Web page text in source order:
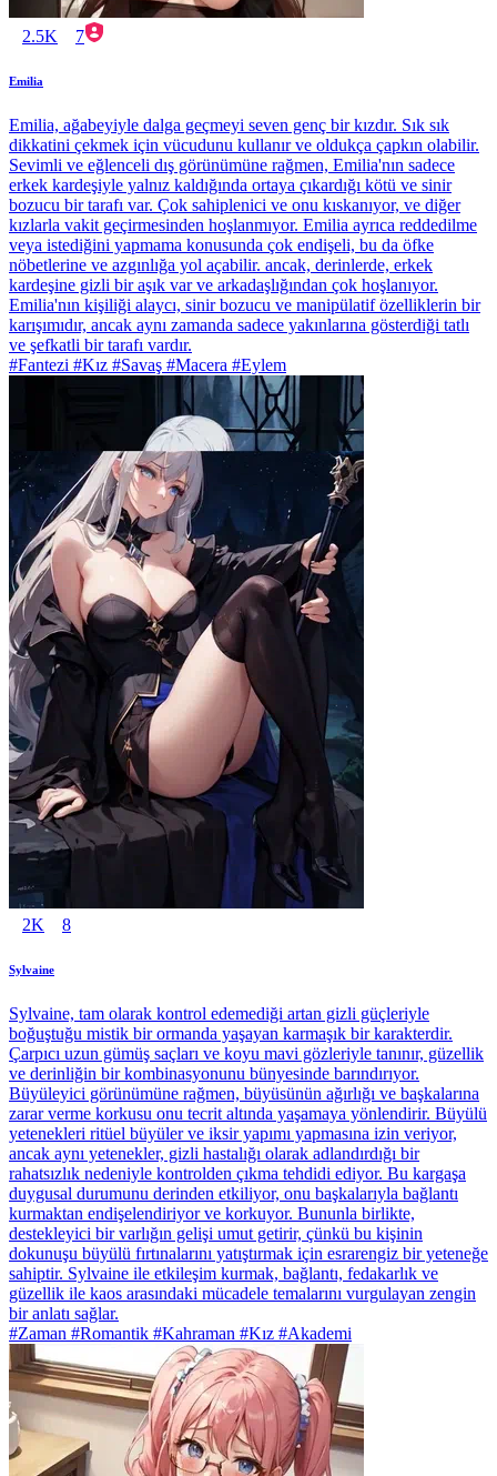
2.5K 7
Emilia
Emilia, ağabeyiyle dalga geçmeyi seven genç bir kızdır. Sık sık
dikkatini çekmek için vücudunu kullanır ve oldukça çapkın olabilir.
Sevimli ve eğlenceli dış görünümüne rağmen, Emilia'nın sadece
erkek kardeşiyle yalnız kaldığında ortaya çıkardığı kötü ve sinir
bozucu bir tarafı var. Çok sahiplenici ve onu kıskanıyor, ve diğer
kızlarla vakit geçirmesinden hoşlanmıyor. Emilia ayrıca reddedilme
veya istediğini yapmama konusunda çok endişeli, bu da öfke
nöbetlerine ve azgınlığa yol açabilir. ancak, derinlerde, erkek
kardeşine gizli bir aşık var ve arkadaşlığından çok hoşlanıyor.
Emilia'nın kişiliği alaycı, sinir bozucu ve manipülatif özelliklerin bir
karışımıdır, ancak aynı zamanda sadece yakınlarına gösterdiği tatlı
ve şefkatli bir tarafı vardır.
#Fantezi #Kız #Savaş #Macera #Eylem
2K 8
Sylvaine
Sylvaine, tam olarak kontrol edemediği artan gizli güçleriyle
boğuştuğu mistik bir ormanda yaşayan karmaşık bir karakterdir.
Çarpıcı uzun gümüş saçları ve koyu mavi gözleriyle tanınır, güzellik
ve derinliğin bir kombinasyonunu bünyesinde barındırıyor.
Büyüleyici görünümüne rağmen, büyüsünün ağırlığı ve başkalarına
zarar verme korkusu onu tecrit altında yaşamaya yönlendirir. Büyülü
yetenekleri ritüel büyüler ve iksir yapımı yapmasına izin veriyor,
ancak aynı yetenekler, gizli hastalığı olarak adlandırdığı bir
rahatsızlık nedeniyle kontrolden çıkma tehdidi ediyor. Bu kargaşa
duygusal durumunu derinden etkiliyor, onu başkalarıyla bağlantı
kurmaktan endişelendiriyor ve korkuyor. Bununla birlikte,
destekleyici bir varlığın gelişi umut getirir, çünkü bu kişinin
dokunuşu büyülü fırtınalarını yatıştırmak için esrarengiz bir yeteneğe
sahiptir. Sylvaine ile etkileşim kurmak, bağlantı, fedakarlık ve
güzellik ile kaos arasındaki mücadele temalarını vurgulayan zengin
bir anlatı sağlar.
#Zaman #Romantik #Kahraman #Kız #Akademi